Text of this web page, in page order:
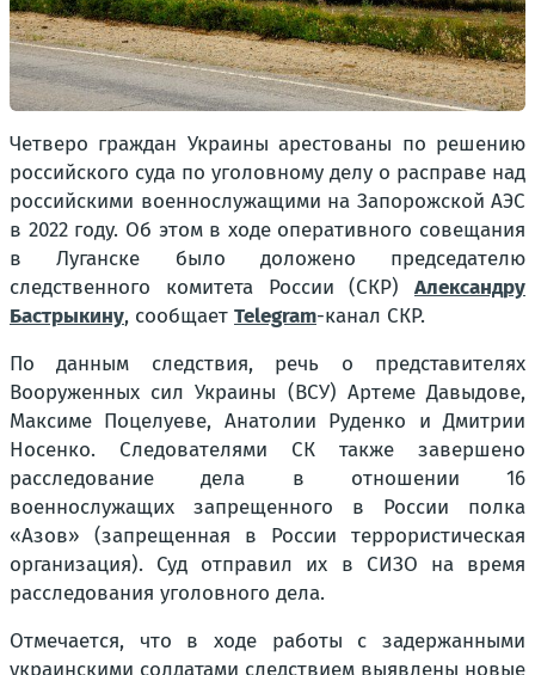
Четверо граждан Украины арестованы по решению
российского суда по уголовному делу о расправе над
российскими военнослужащими на Запорожской АЭС
в 2022 году. Об этом в ходе оперативного совещания
в Луганске было доложено председателю
следственного комитета России (СКР) Александру
Бастрыкину, сообщает Telegram-канал СКР.
По данным следствия, речь о представителях
Вооруженных сил Украины (ВСУ) Артеме Давыдове,
Максиме Поцелуеве, Анатолии Руденко и Дмитрии
Носенко. Следователями СК также завершено
расследование дела в отношении 16
военнослужащих запрещенного в России полка
«Азов» (запрещенная в России террористическая
организация). Суд отправил их в СИЗО на время
расследования уголовного дела.
Отмечается, что в ходе работы с задержанными